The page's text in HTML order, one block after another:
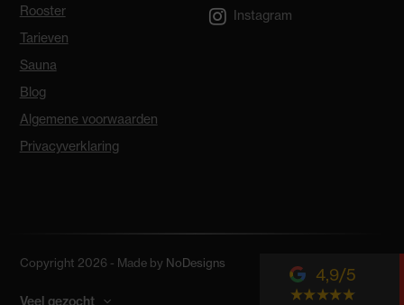
Rooster
Tarieven
Sauna
Blog
Algemene voorwaarden
Privacyverklaring
Instagram
Copyright 2026 - Made by NoDesigns
Veel gezocht
4,9